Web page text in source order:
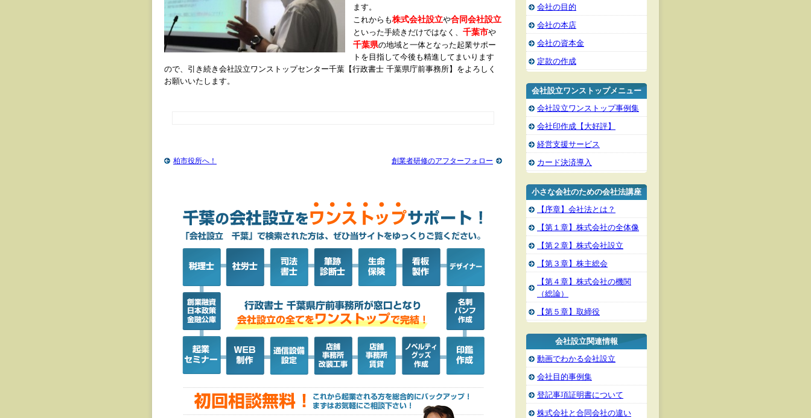
ます。
これからも株式会社設立や合同会社設立
といった手続きだけではなく、千葉市や
千葉県の地域と一体となった起業サポー
トを目指して今後も精進してまいります
ので、引き続き会社設立ワンストップセンター千葉【行政書士 千葉県庁前事務所】をよろしく
お願いいたします。
柏市役所へ！ 創業者研修のアフターフォロー
会社の目的
会社の本店
会社の資本金
定款の作成
会社設立ワンストップメニュー
会社設立ワンストップ事例集
会社印作成【大好評】
経営支援サービス
カード決済導入
小さな会社のための会社法講座
【序章】会社法とは？
【第１章】株式会社の全体像
【第２章】株式会社設立
【第３章】株主総会
【第４章】株式会社の機関
（総論）
【第５章】取締役
会社設立関連情報
動画でわかる会社設立
会社目的事例集
登記事項証明書について
株式会社と合同会社の違い